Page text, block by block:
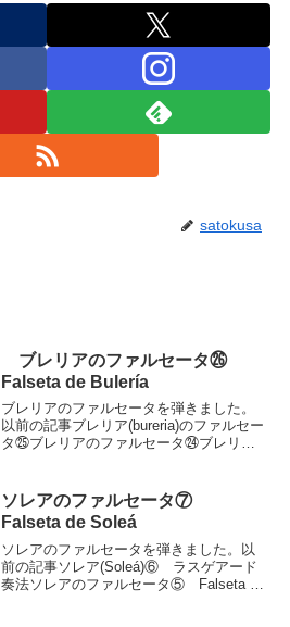
satokusa
ブレリアのファルセータ㉖
Falseta de Bulería
ブレリアのファルセータを弾きました。
以前の記事ブレリア(bureria)のファルセー
タ㉕ブレリアのファルセータ㉔ブレリア
Cマイナーキーの形になっているので...
ソレアのファルセータ⑦
Falseta de Soleá
ソレアのファルセータを弾きました。以
前の記事ソレア(Soleá)⑥ ラスゲアード
奏法ソレアのファルセータ⑤ Falseta de